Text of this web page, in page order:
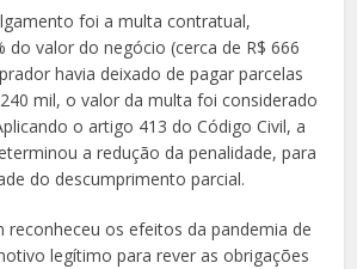
foi a multa contratual,
do valor do negócio (cerca de R$ 666
havia deixado de pagar parcelas
mil, o valor da multa foi considerado
o artigo 413 do Código Civil, a
a redução da penalidade, para
do descumprimento parcial.
reconheceu os efeitos da pandemia de
legítimo para rever as obrigações